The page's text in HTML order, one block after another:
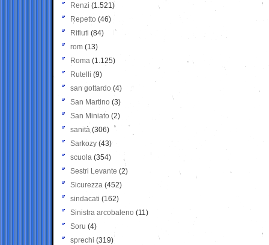
Renzi (1.521)
Repetto (46)
Rifiuti (84)
rom (13)
Roma (1.125)
Rutelli (9)
san gottardo (4)
San Martino (3)
San Miniato (2)
sanità (306)
Sarkozy (43)
scuola (354)
Sestri Levante (2)
Sicurezza (452)
sindacati (162)
Sinistra arcobaleno (11)
Soru (4)
sprechi (319)